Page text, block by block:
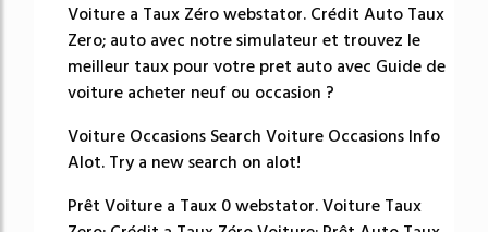
Voiture a Taux Zéro webstator. Crédit Auto Taux
Zero; auto avec notre simulateur et trouvez le
meilleur taux pour votre pret auto avec Guide de
voiture acheter neuf ou occasion ?
Voiture Occasions Search Voiture Occasions Info
Alot. Try a new search on alot!
Prêt Voiture a Taux 0 webstator. Voiture Taux